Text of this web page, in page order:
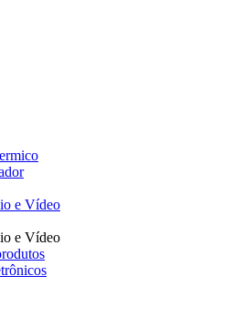
e Vídeo
e Vídeo